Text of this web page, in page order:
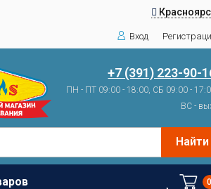
Вход
+7 (391) 223-90-
ПН - ПТ 09:00 - 18:00, СБ 09:00 -
ВС -
Найти